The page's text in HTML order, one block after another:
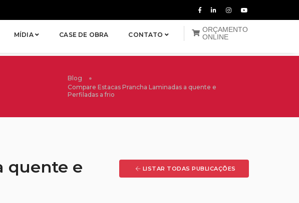
MÍDIA CASE DE OBRA CONTATO
ORÇAMENTO
ONLINE
Blog
Compare Estacas Prancha Laminadas a quente e
Perfiladas a frio
quente e
LISTAR TODAS PUBLICAÇÕES